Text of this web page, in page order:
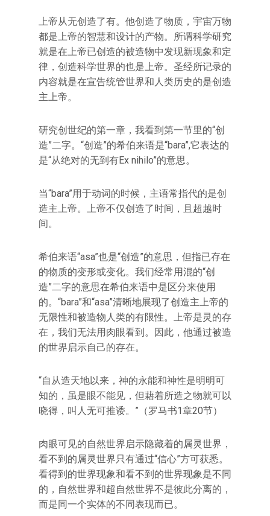
上帝从无创造了有。他创造了物质，宇宙万物
都是上帝的智慧和设计的产物。所谓科学研究
就是在上帝已创造的被造物中发现新现象和定
律，创造科学世界的也是上帝。圣经所记录的
内容就是在宣告统管世界和人类历史的是创造
主上帝。
研究创世纪的第一章，我看到第一节里的“创
造”二字。“创造”的希伯来语是“bara”,它表达的
是“从绝对的无到有Ex nihilo”的意思。
当“bara”用于动词的时候，主语常指代的是创
造主上帝。上帝不仅创造了时间，且超越时
间。
希伯来语“asa”也是“创造”的意思，但指已存在
的物质的变形或变化。我们经常用混的“创
造”二字的意思在希伯来语中是区分来使用
的。“bara”和“asa”清晰地展现了创造主上帝的
无限性和被造物人类的有限性。上帝是灵的存
在，我们无法用肉眼看到。因此，他通过被造
的世界启示自己的存在。
“自从造天地以来，神的永能和神性是明明可
知的，虽是眼不能见，但藉着所造之物就可以
晓得，叫人无可推诿。”（罗马书1章20节）
肉眼可见的自然世界启示隐藏着的属灵世界，
看不到的属灵世界只有通过“信心”方可获悉。
看得到的世界现象和看不到的世界现象是不同
的，自然世界和超自然世界不是彼此分离的，
而是同一个实体的不同表现而已。